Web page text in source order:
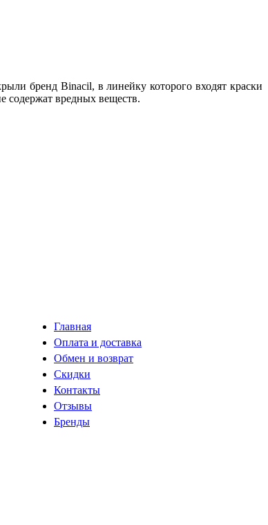
бренд Binacil, в линейку которого входят краски
содержат вредных веществ.
Главная
Оплата и доставка
Обмен и возврат
Скидки
Контакты
Отзывы
Бренды